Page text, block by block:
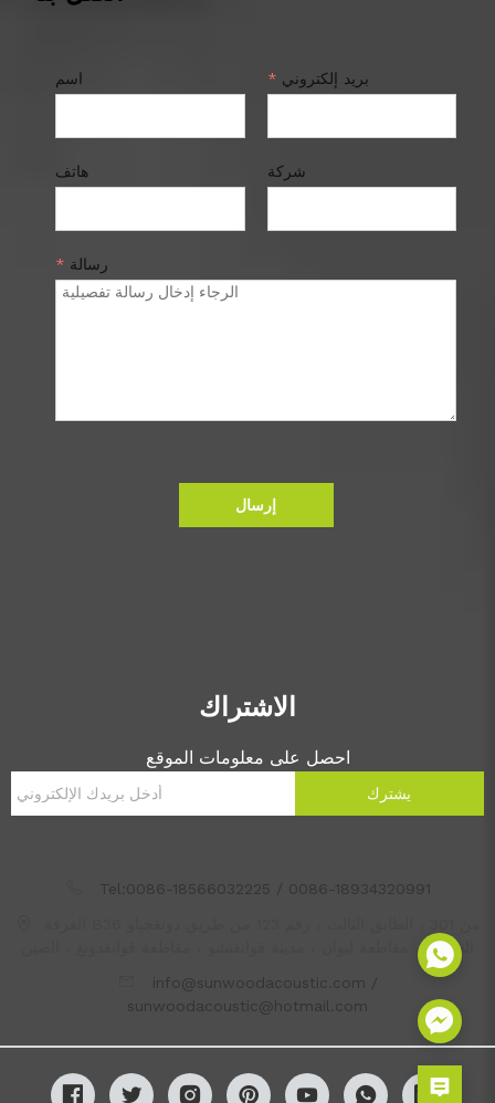
اسم * بريد إلكتروني
هاتف شركة
* رسالة
إرسال
الاشتراك
احصل على معلومات الموقع
يشترك
Tel:0086-18566032225 / 0086-18934320991
الجنوبي ، مقاطعة ليوان ، مدينة قوانغتشو ، مقاطعة قوانغدونغ ، الصين
info@sunwoodacoustic.com /
sunwoodacoustic@hotmail.com